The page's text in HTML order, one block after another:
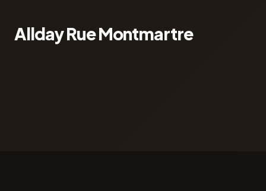
Allday Rue Montmartre